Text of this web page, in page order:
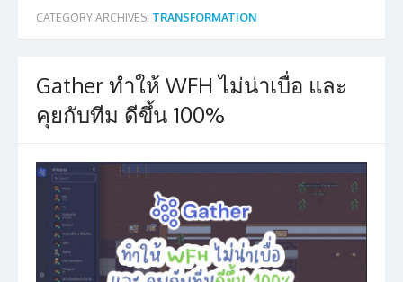
CATEGORY ARCHIVES: TRANSFORMATION
Gather ทำให้ WFH ไม่น่าเบื่อ และ
คุยกับทีม ดีขึ้น 100%